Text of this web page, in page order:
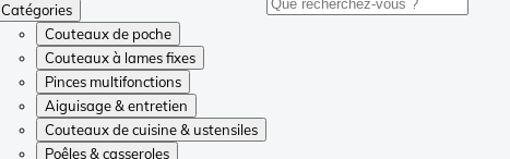
Catégories
Couteaux de poche
Couteaux à lames fixes
Pinces multifonctions
Aiguisage & entretien
Couteaux de cuisine & ustensiles
Poêles & casseroles